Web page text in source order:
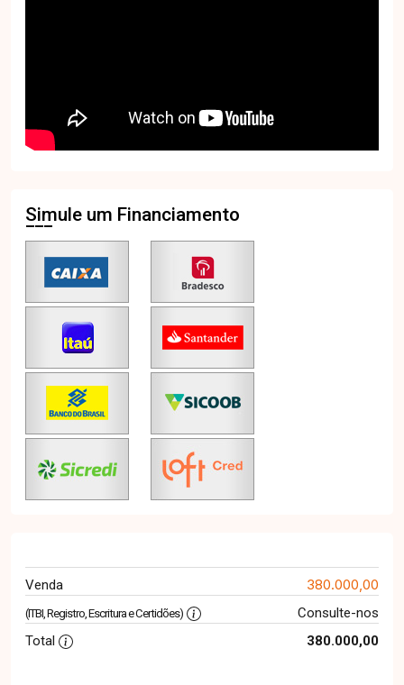
Simule um Financiamento
Venda 380.000,00
(ITBI, Registro, Escritura e Certidões)
Consulte-nos
Total
380.000,00